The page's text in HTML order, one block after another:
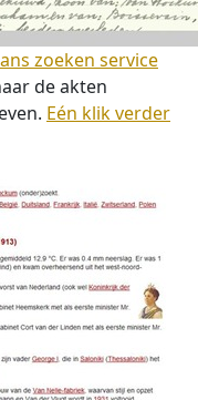
zoeken service
de akten
Eén klik verder